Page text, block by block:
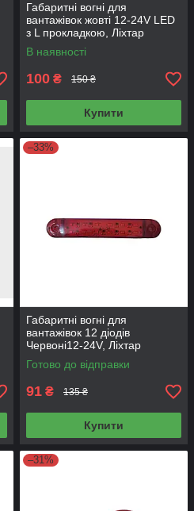
Габаритні вогні для
вантажівок жовті 12-24V LED
з L прокладкою, Ліхтар
габаритний причепа,
габарити 125015
В наявності
100 ₴ 150 ₴
Купити
–33%
Габаритні вогні для
вантажівок 12 діодів
Червоні12-24V, Ліхтар
габаритний, габарити 13х2
см NR-1220
Готово до відправки
91 ₴ 135 ₴
Купити
–31%